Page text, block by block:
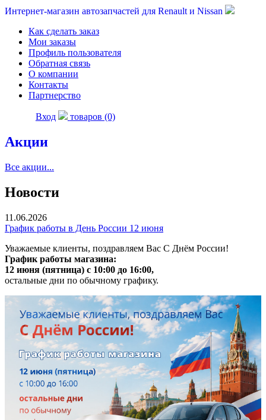
Интернет-магазин автозапчастей для Renault и Nissan
Как сделать заказ
Мои заказы
Профиль пользователя
Обратная связь
О компании
Контакты
Партнерство
Вход товаров (0)
Акции
Все акции...
Новости
11.06.2026
График работы в День России 12 июня
Уважаемые клиенты, поздравляем Вас С Днём России!
График работы магазина:
12 июня (пятница) с 10:00 до 16:00,
остальные дни по обычному графику.